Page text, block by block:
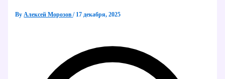
ByАлексей Морозов/ 17 декабря, 2025